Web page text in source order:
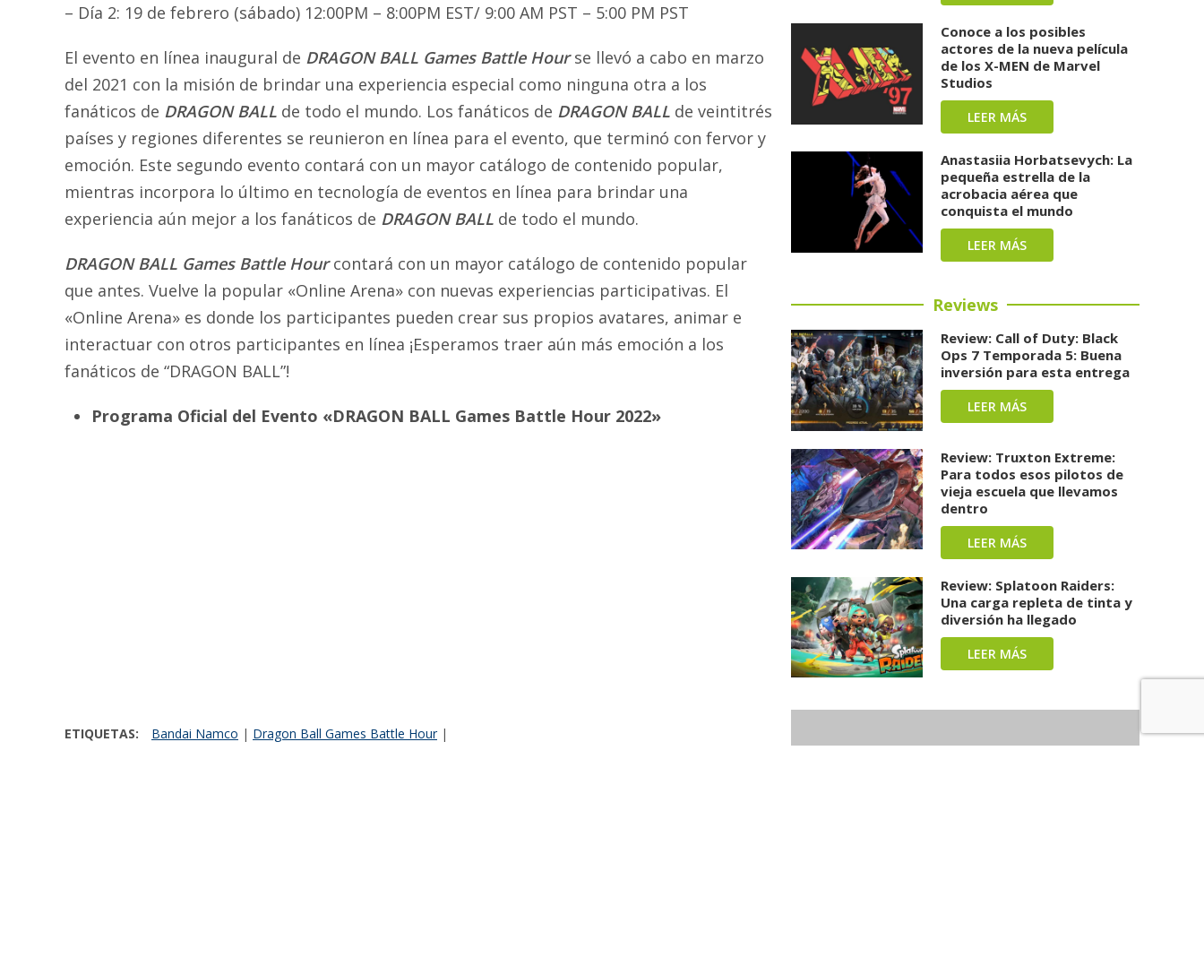
– Día 2: 19 de febrero (sábado) 12:00PM – 8:00PM EST/ 9:00 AM PST – 5:00 PM PST
El evento en línea inaugural de DRAGON BALL Games Battle Hourse llevó a cabo en marzo
del 2021 con la misión de brindar una experiencia especial como ninguna otra a los
fanáticos de DRAGON BALL de todo el mundo. Los fanáticos de DRAGON BALL de veintitrés
países y regiones diferentes se reunieron en línea para el evento, que terminó con fervor y
emoción. Este segundo evento contará con un mayor catálogo de contenido popular,
mientras incorpora lo último en tecnología de eventos en línea para brindar una
experiencia aún mejor a los fanáticos de DRAGON BALL de todo el mundo.
DRAGON BALL Games Battle Hourcontará con un mayor catálogo de contenido popular
que antes. Vuelve la popular «Online Arena» con nuevas experiencias participativas. El
«Online Arena» es donde los participantes pueden crear sus propios avatares, animar e
interactuar con otros participantes en línea ¡Esperamos traer aún más emoción a los
fanáticos de “DRAGON BALL”!
Programa Oficial del Evento «DRAGON BALL Games Battle Hour 2022»
ETIQUETAS: Bandai Namco | Dragon Ball Games Battle Hour|
Conoce a los posibles
actores de la nueva película
de los X-MEN de Marvel
Studios
LEER MÁS
Anastasiia Horbatsevych: La
pequeña estrella de la
acrobacia aérea que
conquista el mundo
LEER MÁS
Reviews
Review: Call of Duty: Black
Ops 7 Temporada 5: Buena
inversión para esta entrega
LEER MÁS
Review: Truxton Extreme:
Para todos esos pilotos de
vieja escuela que llevamos
dentro
LEER MÁS
Review: Splatoon Raiders:
Una carga repleta de tinta y
diversión ha llegado
LEER MÁS